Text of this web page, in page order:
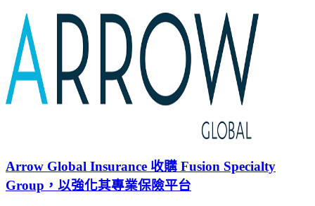
Arrow Global Insurance 收購 Fusion Specialty
Group，以強化其專業保險平台